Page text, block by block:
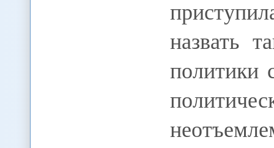
назвать
политики